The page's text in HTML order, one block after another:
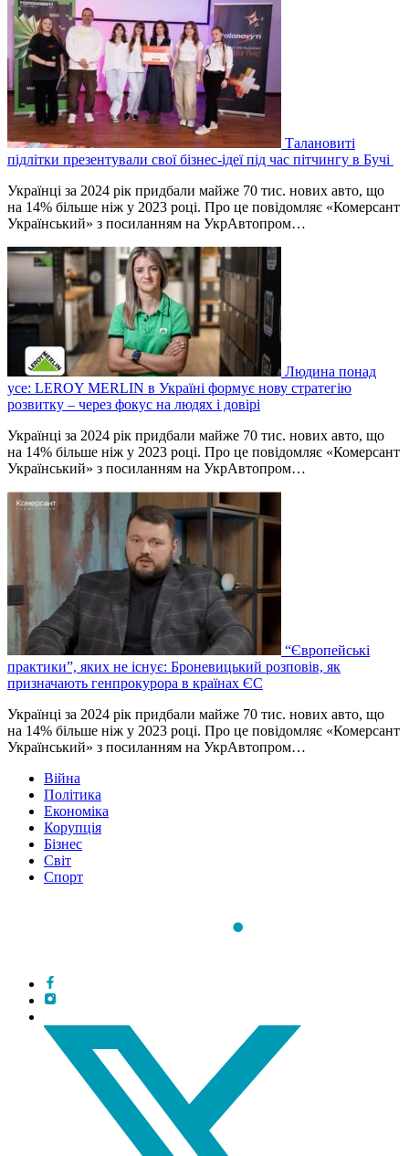
Талановиті
підлітки презентували свої бізнес-ідеї під час пітчингу в Бучі
Українці за 2024 рік придбали майже 70 тис. нових авто, що
на 14% більше ніж у 2023 році. Про це повідомляє «Комерсант
Український» з посиланням на УкрАвтопром…
Людина понад
усе: LEROY MERLIN в Україні формує нову стратегію
розвитку – через фокус на людях і довірі
Українці за 2024 рік придбали майже 70 тис. нових авто, що
на 14% більше ніж у 2023 році. Про це повідомляє «Комерсант
Український» з посиланням на УкрАвтопром…
“Європейські
практики”, яких не існує: Броневицький розповів, як
призначають генпрокурора в країнах ЄС
Українці за 2024 рік придбали майже 70 тис. нових авто, що
на 14% більше ніж у 2023 році. Про це повідомляє «Комерсант
Український» з посиланням на УкрАвтопром…
Війна
Політика
Економіка
Корупція
Бізнес
Світ
Спорт